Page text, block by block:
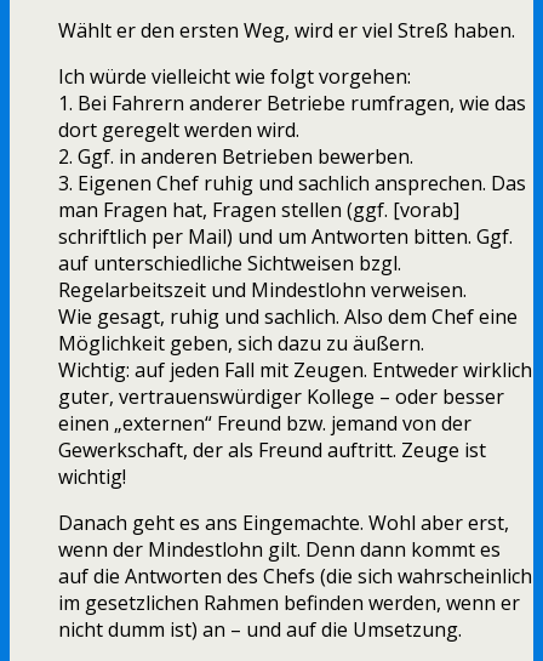
Wählt er den ersten Weg, wird er viel Streß haben.
Ich würde vielleicht wie folgt vorgehen:
1. Bei Fahrern anderer Betriebe rumfragen, wie das
dort geregelt werden wird.
2. Ggf. in anderen Betrieben bewerben.
3. Eigenen Chef ruhig und sachlich ansprechen. Das
man Fragen hat, Fragen stellen (ggf. [vorab]
schriftlich per Mail) und um Antworten bitten. Ggf.
auf unterschiedliche Sichtweisen bzgl.
Regelarbeitszeit und Mindestlohn verweisen.
Wie gesagt, ruhig und sachlich. Also dem Chef eine
Möglichkeit geben, sich dazu zu äußern.
Wichtig: auf jeden Fall mit Zeugen. Entweder wirklich
guter, vertrauenswürdiger Kollege – oder besser
einen „externen“ Freund bzw. jemand von der
Gewerkschaft, der als Freund auftritt. Zeuge ist
wichtig!
Danach geht es ans Eingemachte. Wohl aber erst,
wenn der Mindestlohn gilt. Denn dann kommt es
auf die Antworten des Chefs (die sich wahrscheinlich
im gesetzlichen Rahmen befinden werden, wenn er
nicht dumm ist) an – und auf die Umsetzung.